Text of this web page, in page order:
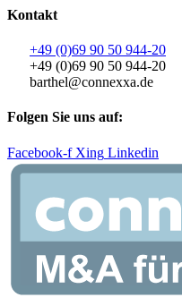
Kontakt
+49 (0)69 90 50 944-20
+49 (0)69 90 50 944-20
barthel@connexxa.de
Folgen Sie uns auf:
Facebook-f Xing Linkedin